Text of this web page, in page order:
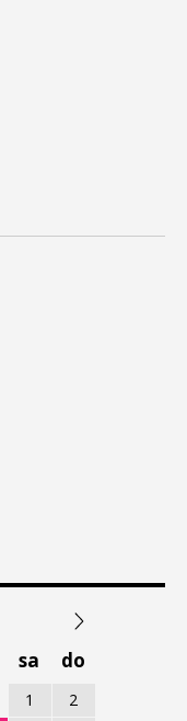
sa do
1
2